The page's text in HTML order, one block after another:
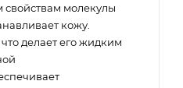
молекулы
кожу.
делает его жидким